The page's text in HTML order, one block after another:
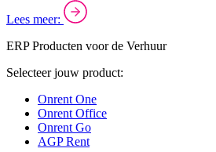
Lees meer:
ERP Producten voor de Verhuur
Selecteer jouw product:
Onrent One
Onrent Office
Onrent Go
AGP Rent